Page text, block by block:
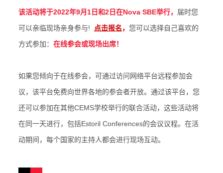
该活动将于2022年9月1日和2日在Nova SBE举行， 届时您
可以亲临现场亲身参与! 点击报名， 您可以选择自己喜欢的
方式参加： 在线参会或现场出席！
如果您倾向于在线参会，可通过访问网络平台远程参加会
议，该平台免费向世界各地的参会者开放。通过该平台，您
还可以参加在其他CEMS学校举行的联合活动，这些活动将
在同一天进行，包括Estoril Conferences的会议议程。在活
动期间，每个国家的主持人都会进行现场互动。